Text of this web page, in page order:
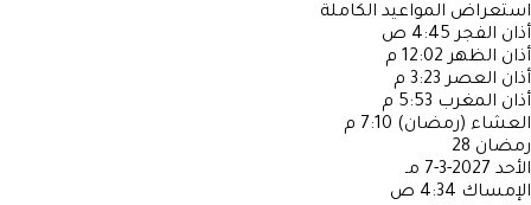
استعراض المواعيد الكاملة
أذان الفجر 4:45 ص
أذان الظهر 12:02 م
أذان العصر 3:23 م
أذان المغرب 5:53 م
العشاء (رمضان) 7:10 م
رمضان 28
الأحد 2027-3-7 مـ
الإمساك 4:34 ص